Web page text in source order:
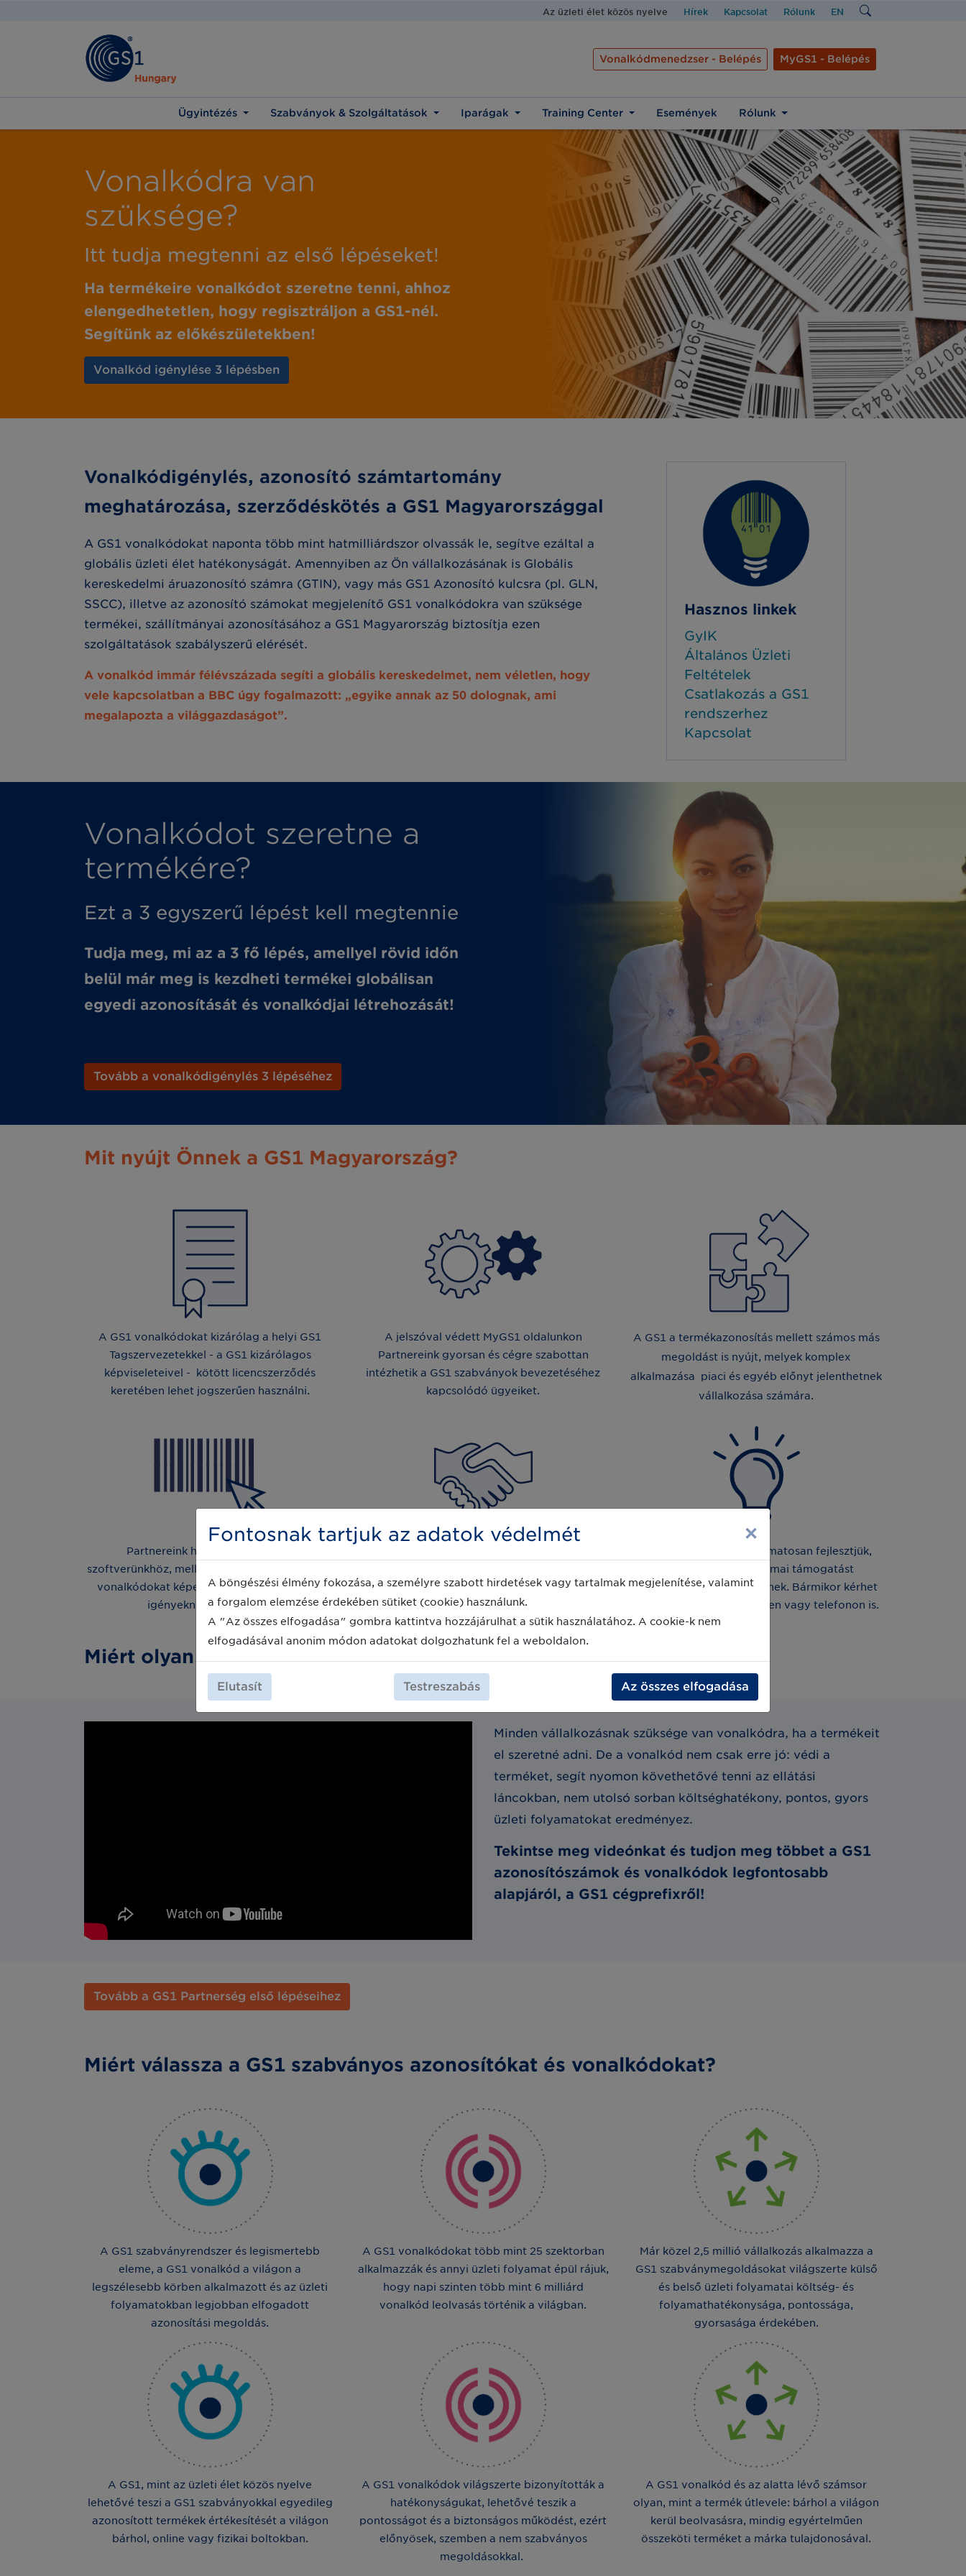
Az üzleti élet közös nyelve Hírek Kapcsolat Rólunk EN
Vonalkódmenedzser - Belépés MyGS1 - Belépés
Ügyintézés Szabványok & Szolgáltatások Iparágak Training Center Események Rólunk
Vonalkódra van
szüksége?
Itt tudja megtenni az első lépéseket!
Ha termékeire vonalkódot szeretne tenni, ahhoz
elengedhetetlen, hogy regisztráljon a GS1-nél.
Segítünk az előkészületekben!
Vonalkód igénylése 3 lépésben
Vonalkódigénylés, azonosító számtartomány
meghatározása, szerződéskötés a GS1 Magyarországgal
A GS1 vonalkódokat naponta több mint hatmilliárdszor olvassák le, segítve ezáltal a
globális üzleti élet hatékonyságát. Amennyiben az Ön vállalkozásának is Globális
kereskedelmi áruazonosító számra (GTIN), vagy más GS1 Azonosító kulcsra (pl. GLN,
SSCC), illetve az azonosító számokat megjelenítő GS1 vonalkódokra van szüksége
termékei, szállítmányai azonosításához a GS1 Magyarország biztosítja ezen
szolgáltatások szabályszerű elérését.
A vonalkód immár félévszázada segíti a globális kereskedelmet, nem véletlen, hogy
vele kapcsolatban a BBC úgy fogalmazott: „egyike annak az 50 dolognak, ami
megalapozta a világgazdaságot”.
Hasznos linkek
GyIK
Általános Üzleti
Feltételek
Csatlakozás a GS1
rendszerhez
Kapcsolat
Vonalkódot szeretne a
termékére?
Ezt a 3 egyszerű lépést kell megtennie
Tudja meg, mi az a 3 fő lépés, amellyel rövid időn
belül már meg is kezdheti termékei globálisan
egyedi azonosítását és vonalkódjai létrehozását!
Tovább a vonalkódigénylés 3 lépéséhez
Mit nyújt Önnek a GS1 Magyarország?
A GS1 vonalkódokat kizárólag a helyi GS1
Tagszervezetekkel - a GS1 kizárólagos
képviseleteivel - kötött licencszerződés
keretében lehet jogszerűen használni.
A jelszóval védett MyGS1 oldalunkon
Partnereink gyorsan és cégre szabottan
intézhetik a GS1 szabványok bevezetéséhez
kapcsolódó ügyeiket.
A GS1 a termékazonosítás mellett számos más
megoldást is nyújt, melyek komplex
alkalmazása piaci és egyéb előnyt jelenthetnek
vállalkozása számára.
Partnereink hozzáférést kapnak
szoftverünkhöz, mellyel azonosítószámokat és
vonalkódokat képezhetnek a kereskedelmi
igényeknek megfelelve.
gyorsan és szabályosan tudja alkalmazásba
venni a GS1 szabványmegoldásokat.
Tudásanyagainkat folyamatosan fejlesztjük,
hogy széleskörű szakmai támogatást
nyújthassunk partnereinknek. Bármikor kérhet
tőlünk segítséget e-mailben vagy telefonon is.
Miért olyan fontos a GS1 vonalkód?
Minden vállalkozásnak szüksége van vonalkódra, ha a termékeit
el szeretné adni. De a vonalkód nem csak erre jó: védi a
terméket, segít nyomon követhetővé tenni az ellátási
láncokban, nem utolsó sorban költséghatékony, pontos, gyors
üzleti folyamatokat eredményez.
Tekintse meg videónkat és tudjon meg többet a GS1
azonosítószámok és vonalkódok legfontosabb
alapjáról, a GS1 cégprefixről!
Tovább a GS1 Partnerség első lépéseihez
Miért válassza a GS1 szabványos azonosítókat és vonalkódokat?
A GS1 szabványrendszer és legismertebb
eleme, a GS1 vonalkód a világon a
legszélesebb körben alkalmazott és az üzleti
folyamatokban legjobban elfogadott
azonosítási megoldás.
A GS1 vonalkódokat több mint 25 szektorban
alkalmazzák és annyi üzleti folyamat épül rájuk,
hogy napi szinten több mint 6 milliárd
vonalkód leolvasás történik a világban.
Már közel 2,5 millió vállalkozás alkalmazza a
GS1 szabványmegoldásokat világszerte külső
és belső üzleti folyamatai költség- és
folyamathatékonysága, pontossága,
gyorsasága érdekében.
A GS1, mint az üzleti élet közös nyelve
lehetővé teszi a GS1 szabványokkal egyedileg
azonosított termékek értékesítését a világon
bárhol, online vagy fizikai boltokban.
A GS1 vonalkódok világszerte bizonyították a
hatékonyságukat, lehetővé teszik a
pontosságot és a biztonságos működést, ezért
előnyösek, szemben a nem szabványos
megoldásokkal.
A GS1 vonalkód és az alatta lévő számsor
olyan, mint a termék útlevele: bárhol a világon
kerül beolvasásra, mindig egyértelműen
összeköti terméket a márka tulajdonosával.
Fontosnak tartjuk az adatok védelmét ×
A böngészési élmény fokozása, a személyre szabott hirdetések vagy tartalmak megjelenítése, valamint
a forgalom elemzése érdekében sütiket (cookie) használunk.
A "Az összes elfogadása" gombra kattintva hozzájárulhat a sütik használatához. A cookie-k nem
elfogadásával anonim módon adatokat dolgozhatunk fel a weboldalon.
Elutasít Testreszabás Az összes elfogadása